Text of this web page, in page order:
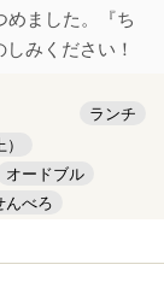
めました。『ち
みください！
ランチ
オードブル
んべろ